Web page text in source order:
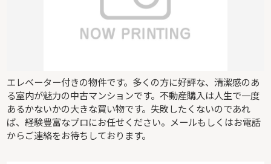
エレベーター付きの物件です。多くの方に好評な、清潔感のあ
る室内が魅力の中古マンションです。不動産購入は人生で一度
あるかないかの大きな買い物です。失敗したくないのであれ
ば、経験豊富なプロにお任せください。メールもしくはお電話
からご連絡をお待ちしております。